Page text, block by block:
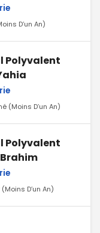
D’un An)
Polyvalent
(Moins D’un An)
Polyvalent
D’un An)